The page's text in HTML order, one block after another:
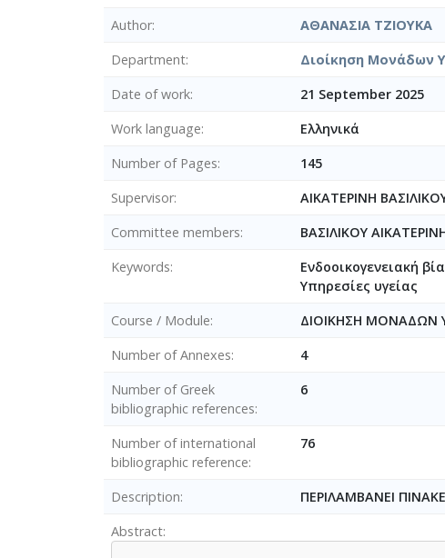
Author
ΑΘΑΝΑΣΙΑ ΤΖΙΟΥΚΑ
Department
Διοίκηση Μονάδων
Date of work
21 September 2025
Work language
Ελληνικά
Number of Pages
145
Supervisor
ΑΙΚΑΤΕΡΙΝΗ
Committee members
ΒΑΣΙΛΙΚΟΥ
Keywords
Ενδοοικογενειακή
Υπηρεσίες υγείας
Course / Module
ΔΙΟΙΚΗΣΗ ΜΟΝΑΔΩΝ
Number of Annexes
4
Number of Greek
bibliographic references
6
Number of international
bibliographic reference
76
Description
ΠΕΡΙΛΑΜΒΑΝΕΙ
Abstract